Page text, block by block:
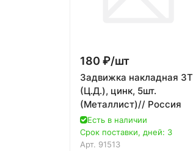
180 ₽/шт
Задвижка накладная ЗТ
(Ц.Д.), цинк, 5шт.
(Металлист)// Россия
Есть в наличии
Срок поставки, дней: 3
Арт. 91513